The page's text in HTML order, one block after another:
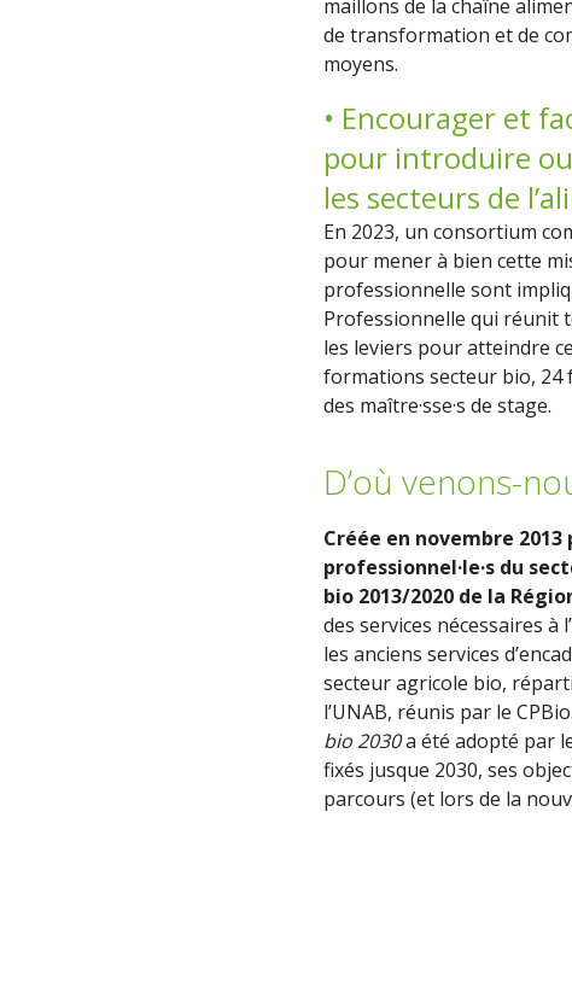
maillons de la chaîne
de transformation et de
moyens.
• Encourager et
pour introduire
les secteurs de
En 2023, un consortium
pour mener à bien cette
professionnelle sont
Professionnelle qui réunit
les leviers pour atteindre
formations secteur bio, 24
des maître·sse·s de stage.
D’où venons-
Créée en novembre
professionnel·le·s du
bio 2013/2020 de la
des services nécessaires à
les anciens services
secteur agricole bio,
l’UNAB, réunis par le
bio 2030a été adopté par
fixés jusque 2030, ses
parcours (et lors de la